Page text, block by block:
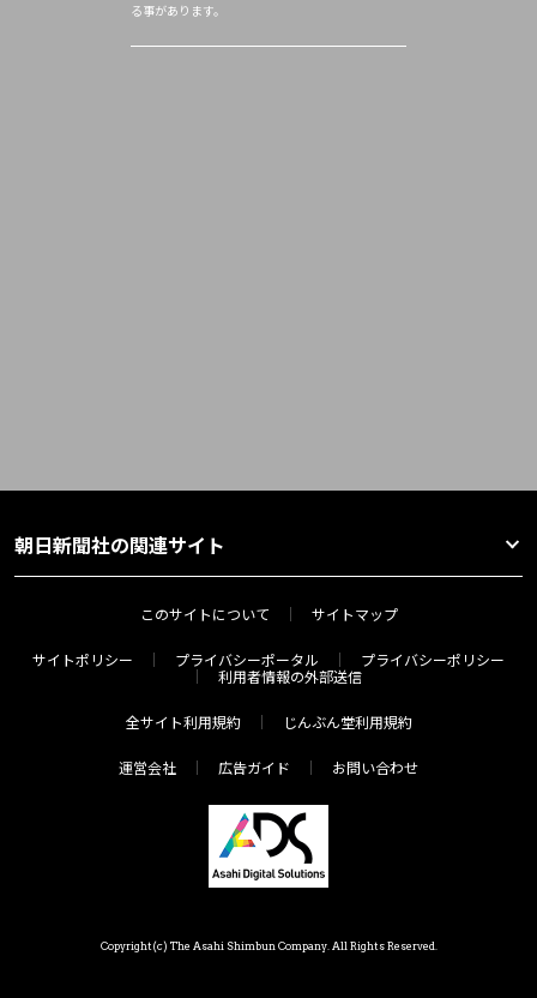
る事があります。
朝日新聞社の関連サイト
このサイトについて サイトマップ
サイトポリシー プライバシーポータル
プライバシーポリシー
利用者情報の外部送信
全サイト利用規約 じんぶん堂利用規約
運営会社 広告ガイド お問い合わせ
Copyright(c) The Asahi Shimbun Company. All Rights Reserved.